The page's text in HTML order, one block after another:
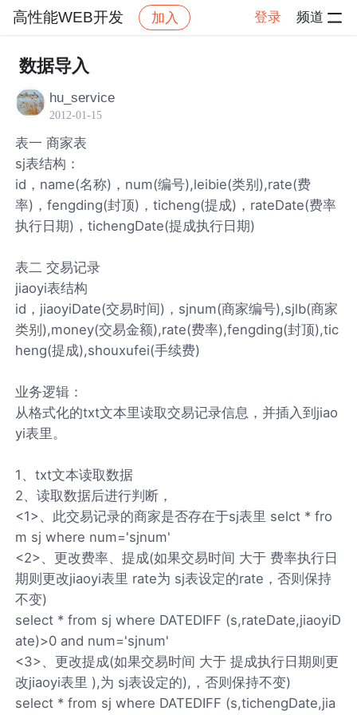
高性能WEB开发 加入 登录 频道
社区 高性能WEB开发
数据导入
hu_service
2012-01-15
表一 商家表
sj表结构：
id，name(名称)，num(编号),leibie(类别),rate(费
率)，fengding(封顶)，ticheng(提成)，rateDate(费率
执行日期)，tichengDate(提成执行日期)
表二 交易记录
jiaoyi表结构
id，jiaoyiDate(交易时间)，sjnum(商家编号),sjlb(商家
类别),money(交易金额),rate(费率),fengding(封顶),tic
heng(提成),shouxufei(手续费)
业务逻辑：
从格式化的txt文本里读取交易记录信息，并插入到jiao
yi表里。
1、txt文本读取数据
2、读取数据后进行判断，
<1>、此交易记录的商家是否存在于sj表里 selct * fro
m sj where num='sjnum'
<2>、更改费率、提成(如果交易时间 大于 费率执行日
期则更改jiaoyi表里 rate为 sj表设定的rate，否则保持
不变)
select * from sj where DATEDIFF (s,rateDate,jiaoyiD
ate)>0 and num='sjnum'
<3>、更改提成(如果交易时间 大于 提成执行日期则更
改jiaoyi表里 ),为 sj表设定的),，否则保持不变)
select * from sj where DATEDIFF (s,tichengDate,jia